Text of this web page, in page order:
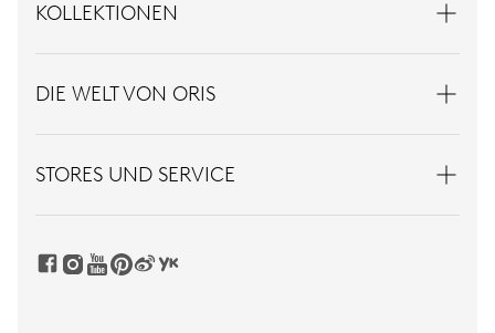
KOLLEKTIONEN
DIE WELT VON ORIS
STORES UND SERVICE